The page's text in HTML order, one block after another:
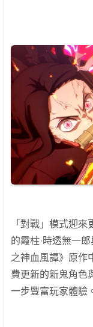
「對戰」模式迎來
的霞柱·時透無一
之神血風譚》原作
費更新的新鬼角色
一步豐富玩家體驗